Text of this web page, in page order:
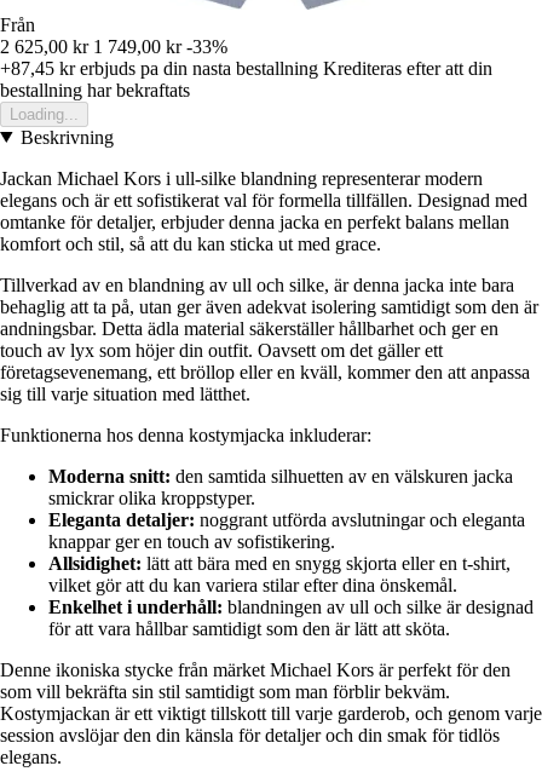
Från
2 625,00 kr 1 749,00 kr -33%
+87,45 krerbjuds pa din nasta bestallning Krediteras efter att din
bestallning har bekraftats
Loading...
Beskrivning
Jackan Michael Kors i ull-silke blandning representerar modern
elegans och är ett sofistikerat val för formella tillfällen. Designad med
omtanke för detaljer, erbjuder denna jacka en perfekt balans mellan
komfort och stil, så att du kan sticka ut med grace.
Tillverkad av en blandning av ull och silke, är denna jacka inte bara
behaglig att ta på, utan ger även adekvat isolering samtidigt som den är
andningsbar. Detta ädla material säkerställer hållbarhet och ger en
touch av lyx som höjer din outfit. Oavsett om det gäller ett
företagsevenemang, ett bröllop eller en kväll, kommer den att anpassa
sig till varje situation med lätthet.
Funktionerna hos denna kostymjacka inkluderar:
Moderna snitt: den samtida silhuetten av en välskuren jacka
smickrar olika kroppstyper.
Eleganta detaljer: noggrant utförda avslutningar och eleganta
knappar ger en touch av sofistikering.
Allsidighet: lätt att bära med en snygg skjorta eller en t-shirt,
vilket gör att du kan variera stilar efter dina önskemål.
Enkelhet i underhåll: blandningen av ull och silke är designad
för att vara hållbar samtidigt som den är lätt att sköta.
Denne ikoniska stycke från märket Michael Kors är perfekt för den
som vill bekräfta sin stil samtidigt som man förblir bekväm.
Kostymjackan är ett viktigt tillskott till varje garderob, och genom varje
session avslöjar den din känsla för detaljer och din smak för tidlös
elegans.